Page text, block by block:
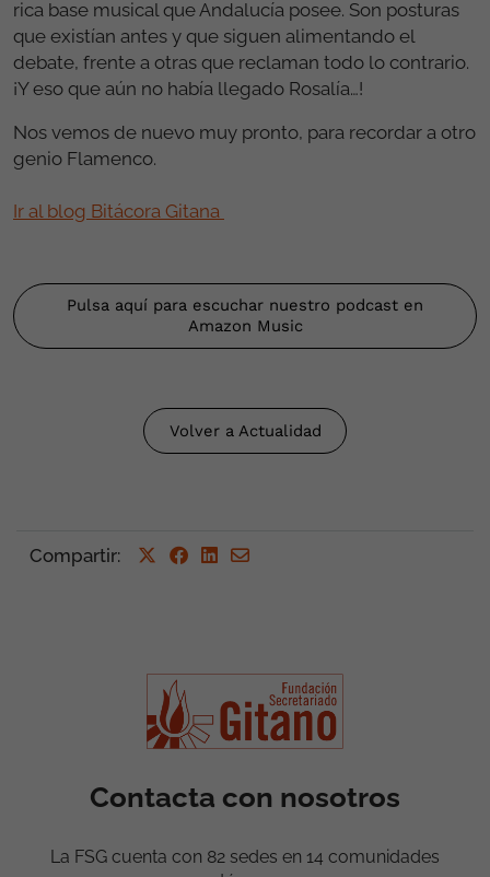
rica base musical que Andalucía posee. Son posturas
que existían antes y que siguen alimentando el
debate, frente a otras que reclaman todo lo contrario.
¡Y eso que aún no había llegado Rosalía…!
Nos vemos de nuevo muy pronto, para recordar a otro
genio Flamenco.
Ir al blog Bitácora Gitana
Pulsa aquí para escuchar nuestro podcast en
Amazon Music
Volver a Actualidad
Compartir:
Contacta con nosotros
La FSG cuenta con 82 sedes en 14 comunidades